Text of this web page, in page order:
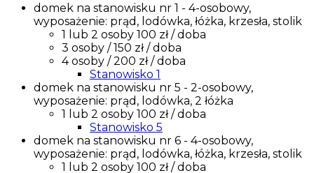
domek na stanowisku nr 1 - 4-osobowy,
wyposażenie: prąd, lodówka, łóżka, krzesła, stolik
1 lub 2 osoby 100 zł / doba
3 osoby / 150 zł / doba
4 osoby / 200 zł / doba
Stanowisko 1
domek na stanowisku nr 5 - 2-osobowy,
wyposażenie: prąd, lodówka, 2 łóżka
1 lub 2 osoby 100 zł / doba
Stanowisko 5
domek na stanowisku nr 6 - 4-osobowy,
wyposażenie: prąd, lodówka, łóżka, krzesła, stolik
1 lub 2 osoby 100 zł / doba